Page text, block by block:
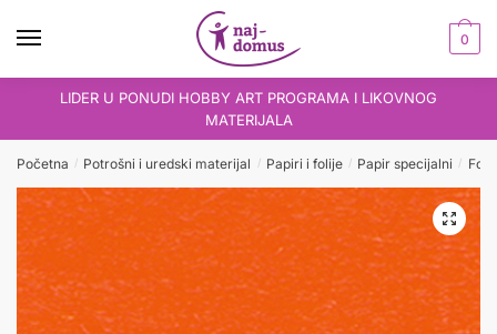
0
LIDER U PONUDI HOBBY ART PROGRAMA I LIKOVNOG
MATERIJALA
Početna / Potrošni i uredski materijal / Papiri i folije / Papir specijalni /